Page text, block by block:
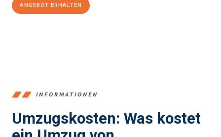
ANGEBOT ERHALTEN
INFORMATIONEN
Umzugskosten: Was kostet